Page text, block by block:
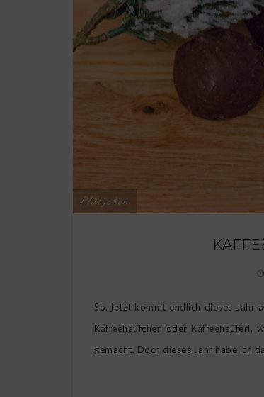
Plätzchen
So, jetzt kommt endlich dieses Jahr
Kaffeehäufchen oder Kaffeehäuferl,
gemacht. Doch dieses Jahr habe ich